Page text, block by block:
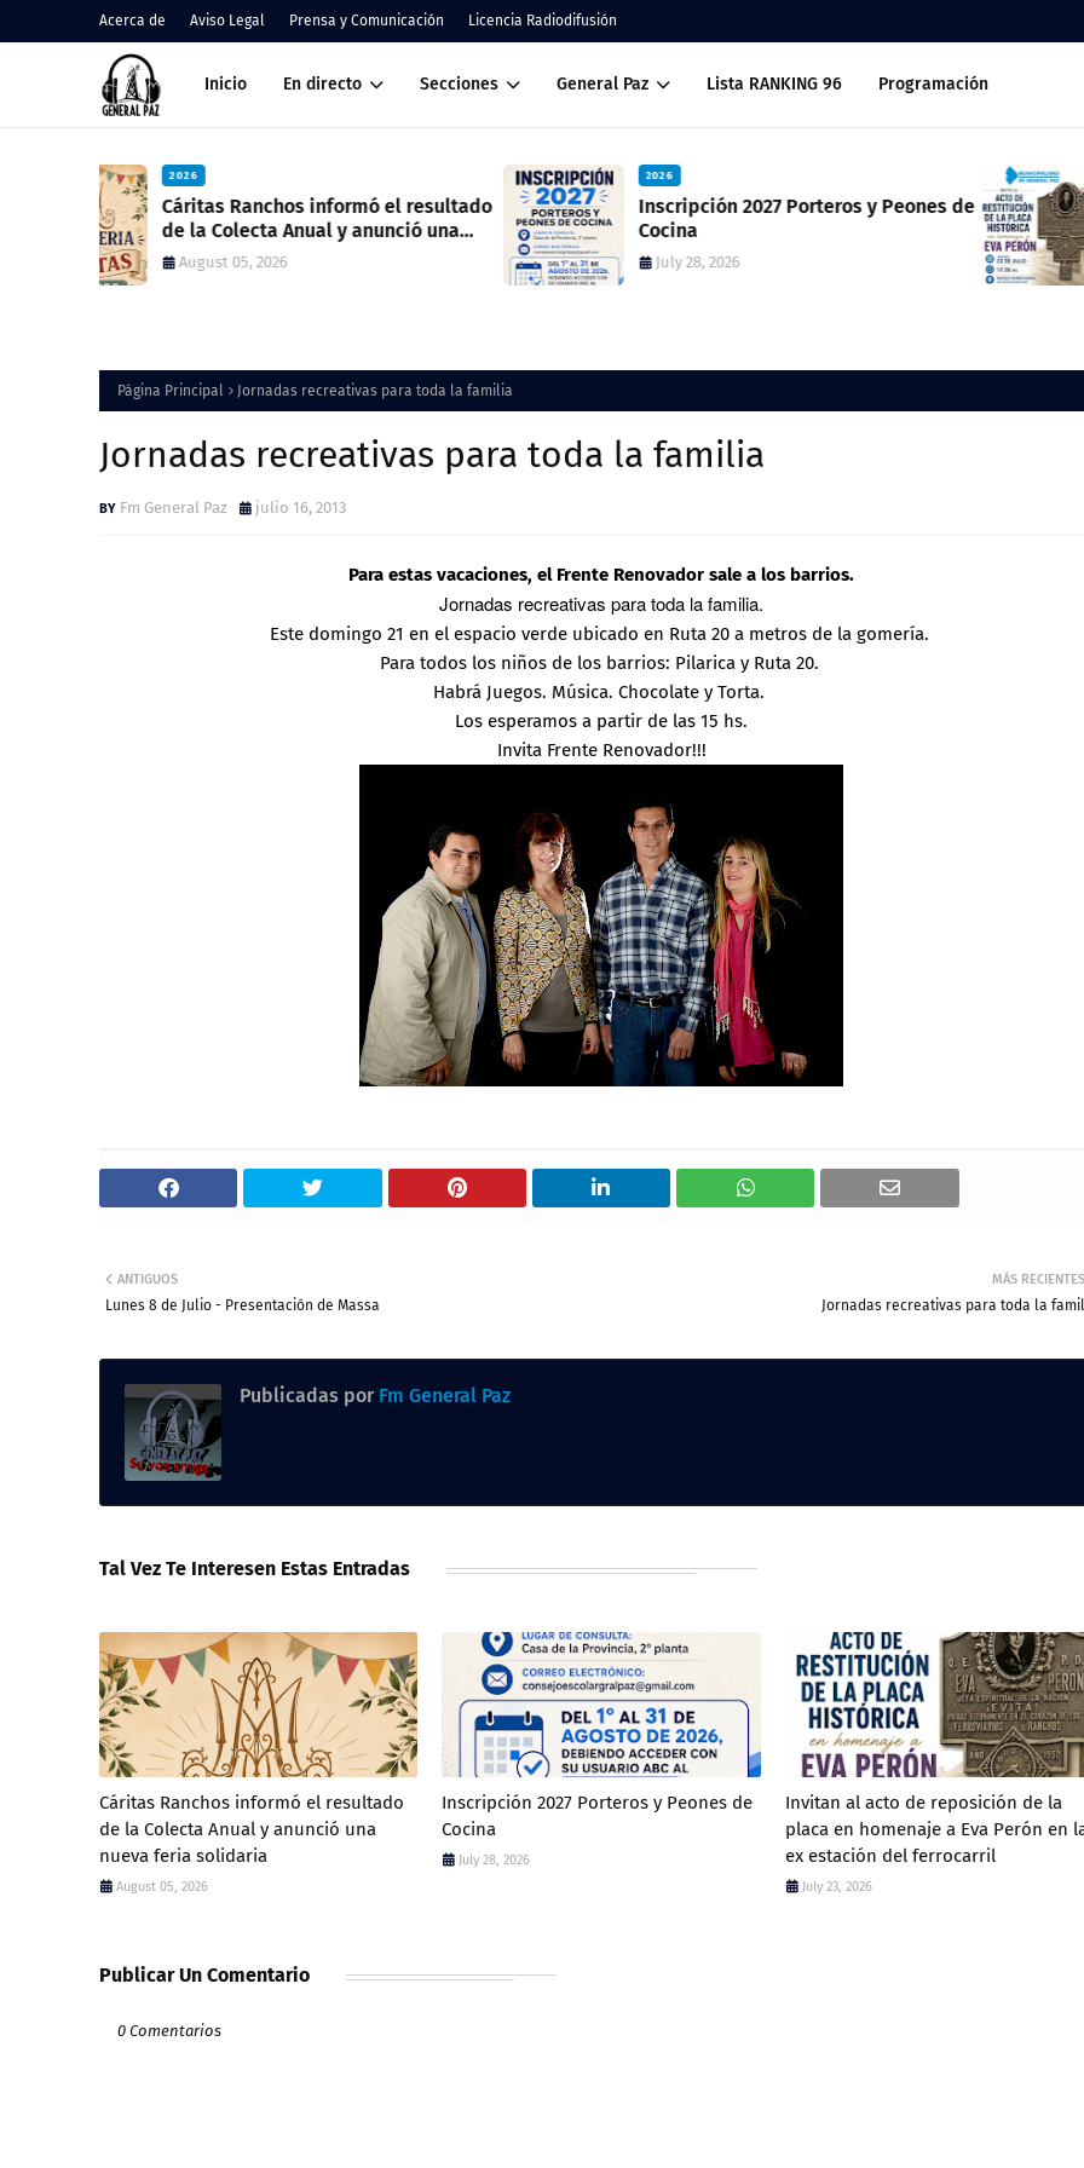
Acerca de Aviso Legal Prensa y Comunicación Licencia Radiodifusión
Inicio En directo Secciones General Paz Lista RANKING 96 Programación
resultado
Inscripción 2027 Porteros y Peones de
Cocina
July 28, 2026
Invitan al acto de reposición de la
placa en homenaje a Eva Perón en la
ex estación del ferrocarril
Página Principal Jornadas recreativas para toda la familia
Jornadas recreativas para toda la familia
Fm General Paz julio 16, 2013
Para estas vacaciones, el Frente Renovador sale a los barrios.
Jornadas recreativas para toda la familia.
Este domingo 21 en el espacio verde ubicado en Ruta 20 a metros de la gomería.
Para todos los niños de los barrios: Pilarica y Ruta 20.
Habrá Juegos. Música. Chocolate y Torta.
Los esperamos a partir de las 15 hs.
Invita Frente Renovador!!!
MÁS RECIENTES
Jornadas recreativas para toda la
ANTIGUOS
Lunes 8 de Julio - Presentación de Massa
Publicadas por Fm General Paz
Tal Vez Te Interesen Estas Entradas
Cáritas Ranchos informó el resultado
de la Colecta Anual y anunció una
nueva feria solidaria
August 05, 2026
Inscripción 2027 Porteros y Peones de
Cocina
July 28, 2026
Invitan al acto de reposición de la
placa en homenaje a Eva Perón en
ex estación del ferrocarril
July 23, 2026
Publicar Un Comentario
0 Comentarios